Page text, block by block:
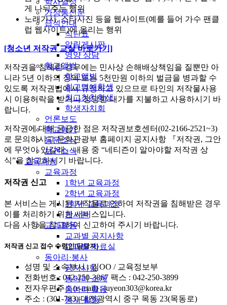
학사일정
가정통신문
급식안내
식단표
알림게시판
영양 상담
학교앨범
학교앨범
최고명예학생
최고칭찬학생
학생자치회
언론보도
학교평가
동문소식
보건소식
교육과정
교육과정
1학년 교육과정
2학년 교육과정
3학년 교육과정
게시판
교과활동
교과별 공지사항
교과별 자료실
동아리·봉사
공지사항
동아리 소개
동아리 활동
봉사 활동
게 나눠주는 행위
노래가사, 스타사진 등을 웹사이트(예를 들어 가수 팬클
럽 웹사이트)에 올리는 행위
[청소년 저작권 교실 바로가기]
저작권을 침해한 경우에는 민사상 손해배상책임을 질뿐만 아
니라 5년 이하의 징역 또는 5천만원 이하의 벌금을 병과할 수
있도록 저작권법에서 규정하고 있으므로 타인의 저작물사용
시 이용허락을 받거나 정당한 대가를 지불하고 사용하시기 바
랍니다.
저작권에 대해 궁금한 점은 저작권보호센터(02-2166-2521~3)
로 문의하시고 문화관광부 홈페이지 공지사항 『저작권, 그안
에 무엇이 있길래』내용 중 “네티즌이 알아야할 저작권 상
식”을 참고하시기 바랍니다.
저작권 신고
본 서비스는 게시된 저작물로 인하여 저작권을 침해받은 경우
이를 처리하기 위한 서비스입니다.
다음 사항을 참고하여 신고하여 주시기 바랍니다.
저작권 신고 접수 수령인(담당자)
성명 및 소속부서 : 김OO / 교육정보부
전화번호 : 042-250-3867 팩스 : 042-250-3899
전자우편주소(e-mail) : juyeon303@korea.kr
주소 : (301-783) 대전광역시 중구 목동 23(목동로)